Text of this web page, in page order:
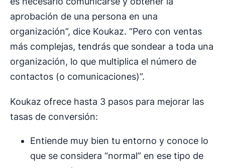
aprobación de una persona en una
organización”, dice Koukaz. “Pero con ventas
más complejas, tendrás que sondear a toda una
organización, lo que multiplica el número de
contactos (o comunicaciones)”.
Koukaz ofrece hasta 3 pasos para mejorar las
tasas de conversión:
Entiende muy bien tu entorno y conoce lo
que se considera “normal” en ese tipo de